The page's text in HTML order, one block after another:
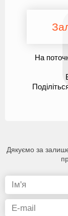
На
Дякуємо за